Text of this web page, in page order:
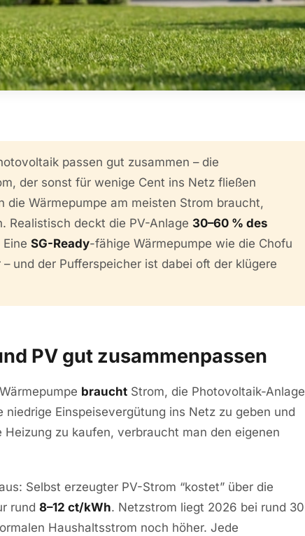
passen gut zusammen – die
der sonst für wenige Cent ins Netz fließen
die Wärmepumpe am meisten Strom braucht,
Realistisch deckt die PV-Anlage 30–60 % des
SG-Ready-fähige Wärmepumpe wie die Chofu
und der Pufferspeicher ist dabei oft der klügere
PV gut zusammenpassen
braucht Strom, die Photovoltaik-Anlage
Einspeisevergütung ins Netz zu geben und
zu kaufen, verbraucht man den eigenen
Selbst erzeugter PV-Strom “kostet” über die
rund 8–12 ct/kWh. Netzstrom liegt 2026 bei rund 30
Haushaltsstrom noch höher. Jede